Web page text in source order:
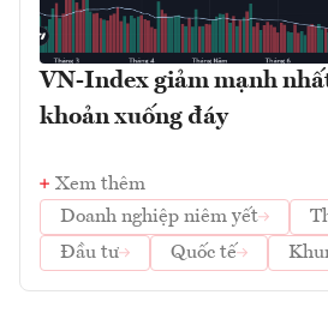
VN-Index giảm mạnh
khoản xuống đáy
Xem thêm
Doanh nghiệp niêm yết
Đầu tư
Quốc tế